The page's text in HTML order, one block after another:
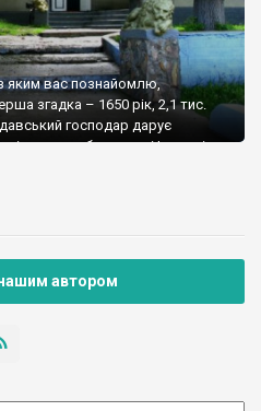
яким вас познайомлю,
згадка – 1650 рік, 2,1 тис.
господар дарує
селам бояринові Іордані
автором